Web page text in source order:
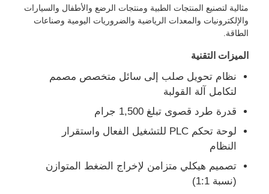
جميع القضايا
طلب اقتباس
LSR حقن صب الآلة
آلة صناعة القالب بالاندراج
نظام الجرعات LSR
مثالية لتصنيع المنتجات الطبية ومنتجات الرضع والأطفال والسيارات
والإلكترونيات والمعدات الرياضية والضروريات اليومية وصناعات
الطاقة.
الميزات التقنية
نظام تحويل صلب إلى سائل متخصص مصمم
لتكامل آلة القولبة
قدرة طرد قصوى تبلغ 1,500 جرام
لوحة تحكم PLC للتشغيل الفعال واستقرار
النظام
تصميم هيكلي متزامن لإخراج الضغط المتوازن
(نسبة 1:1)